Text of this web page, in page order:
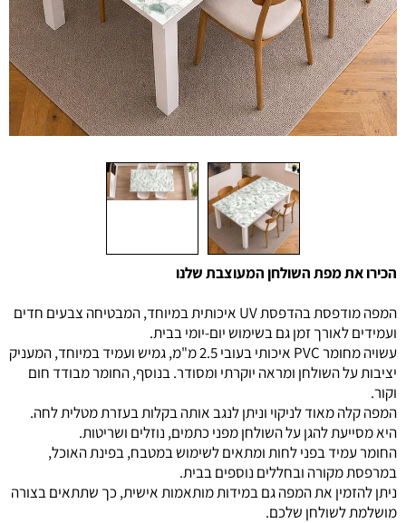
הכירו את מפת השולחן המעוצבת שלנו
המפה מודפסת בהדפסת UV איכותית במיוחד, המבטיחה צבעים חדים
ועמידים לאורך זמן גם בשימוש יום-יומי בבית.
עשויה מחומר PVC איכותי בעובי 2.5 מ"מ, גמיש ועמיד במיוחד, המעניק
יציבות על השולחן ומראה יוקרתי ומסודר. בנוסף, החומר מבודד חום
וקור.
המפה קלה מאוד לניקוי וניתן לנגב אותה בקלות בעזרת מטלית לחה.
היא מסייעת להגן על השולחן מפני כתמים, נוזלים ושריטות.
החומר עמיד בפני לחות ומתאים לשימוש במטבח, בפינת האוכל,
במרפסת מקורה ובחללים נוספים בבית.
ניתן להזמין את המפה גם במידות מותאמות אישית, כך שתתאים בצורה
מושלמת לשולחן שלכם.